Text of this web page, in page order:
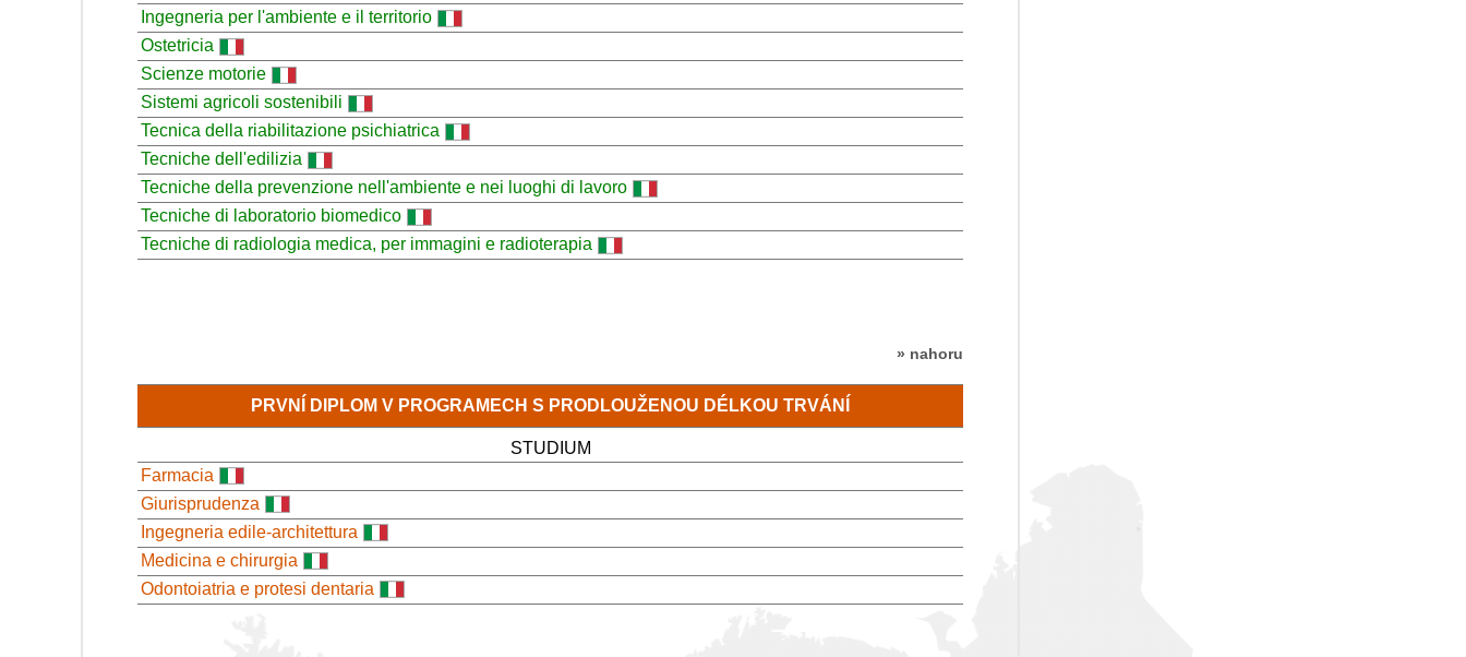
Ingegneria per l'ambiente e il territorio
Ostetricia
Scienze motorie
Sistemi agricoli sostenibili
Tecnica della riabilitazione psichiatrica
Tecniche dell'edilizia
Tecniche della prevenzione nell'ambiente e nei luoghi di lavoro
Tecniche di laboratorio biomedico
Tecniche di radiologia medica, per immagini e radioterapia
» nahoru
PRVNÍ DIPLOM V PROGRAMECH S PRODLOUŽENOU DÉLKOU TRVÁNÍ
STUDIUM
Farmacia
Giurisprudenza
Ingegneria edile-architettura
Medicina e chirurgia
Odontoiatria e protesi dentaria